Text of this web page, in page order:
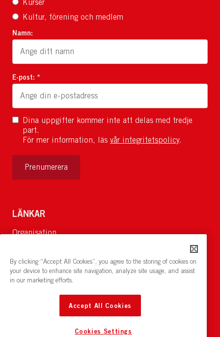
Kurser
Kultur, förening och medlem
Namn:
E-post: *
Dina uppgifter kommer inte att delas med tredje
part.
För mer information, läs vår integritetspolicy.
Prenumerera
LÄNKAR
Organisation
Lediga jobb
Nyheter och pressrum
Restaurang och konferens: cirkelnstockholm.se
By clicking “Accept All Cookies”, you agree to the storing of cookies on
your device to enhance site navigation, analyze site usage, and assist
in our marketing efforts.
Accept All Cookies
Cookies Settings